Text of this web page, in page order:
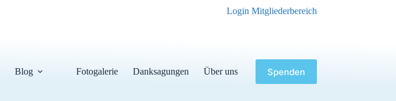
Login Mitgliederbereich
Blog Fotogalerie Danksagungen Über uns Spenden